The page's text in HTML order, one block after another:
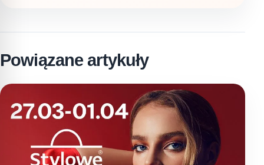
Powiązane artykuły